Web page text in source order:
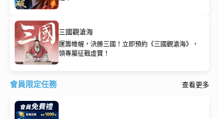
三國觀滄海
運籌帷幄，決勝三國！立即預約《三國觀滄海》，
領專屬征戰虛寶！
會員限定任務 查看更多